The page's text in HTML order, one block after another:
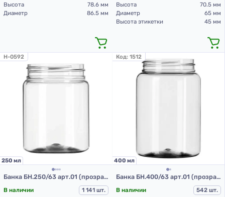
Высота
78.6 мм
Диаметр
86.5 мм
Высота
70.5 мм
Диаметр
65 мм
Высота этикетки
45 мм
H-0592
250 мл
Банка БН.250/63 арт.01 (прозрачный) (ПЭТ банки 250 мл)
В наличии 1 141 шт.
Код: 1512
400 мл
Банка БН.400/63 арт.01 (прозрачный) (ПЭТ банки 400 мл)
В наличии 542 шт.